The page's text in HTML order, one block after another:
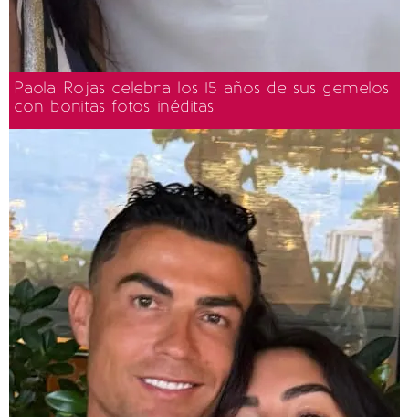
Paola Rojas celebra los 15 años de sus gemelos
con bonitas fotos inéditas